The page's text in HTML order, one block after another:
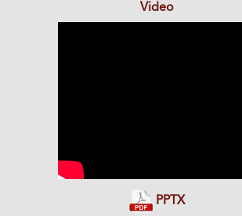
Video
PPTX